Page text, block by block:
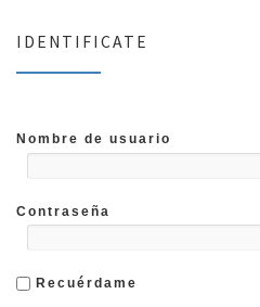
IDENTIFICATE
Nombre de usuario
Contraseña
Recuérdame